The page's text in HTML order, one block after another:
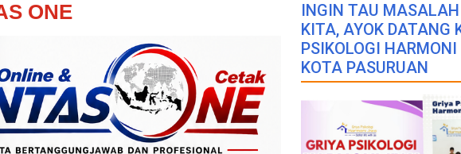
ONE
INGIN TAU
KITA, AYOK DATANG
PSIKOLOGI
KOTA PASURUAN